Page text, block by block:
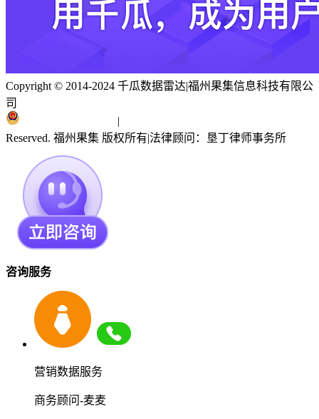
Copyright © 2014-2024 千瓜数据雷达|福州果集信息科技有限公
司
|
Reserved. 福州果集 版权所有|法律顾问：垦丁律师事务所
咨询服务
营销数据服务
商务顾问-麦麦